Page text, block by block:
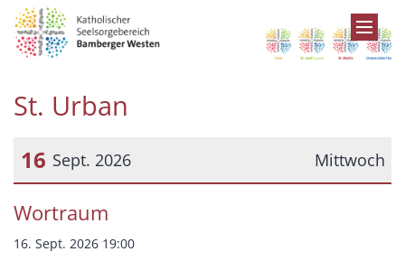
Zum Inhalt springen
St. Urban
Mittwoch
16 Sept. 2026
Datum: 16. September 2026
Wortraum
16. Sept. 2026 19:00